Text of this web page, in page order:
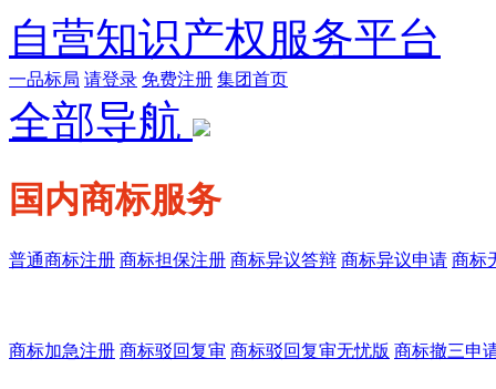
自营知识产权服务平台
一品标局 请登录 免费注册 集团首页
全部导航
国内商标服务
普通商标注册 商标担保注册 商标异议答辩 商标异议申请 商标
商标加急注册 商标驳回复审 商标驳回复审无忧版 商标撤三申